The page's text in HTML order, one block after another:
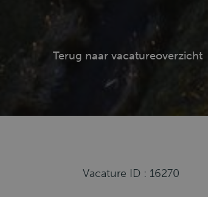
Terug naar vacatureoverzicht
Vacature ID : 16270